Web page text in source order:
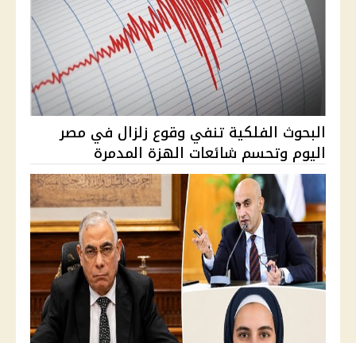
البحوث الفلكية تنفي وقوع زلزال في مصر
اليوم وتحسم شائعات الهزة المدمرة